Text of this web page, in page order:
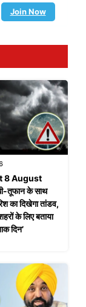
Join Now
8 August
तूफान के साथ
का दिखेगा तांडव,
के लिए बताया
दिन’